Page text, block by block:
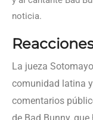
noticia.
La jueza
comunidad latina
comentarios